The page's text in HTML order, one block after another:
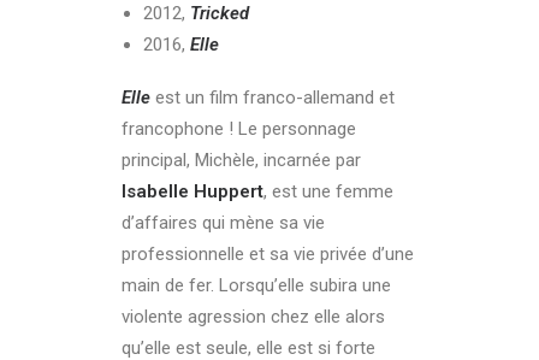
2012, Tricked
2016, Elle
Elle est un film franco-allemand et
francophone ! Le personnage
principal, Michèle, incarnée par
Isabelle Huppert, est une femme
d’affaires qui mène sa vie
professionnelle et sa vie privée d’une
main de fer. Lorsqu’elle subira une
violente agression chez elle alors
qu’elle est seule, elle est si forte